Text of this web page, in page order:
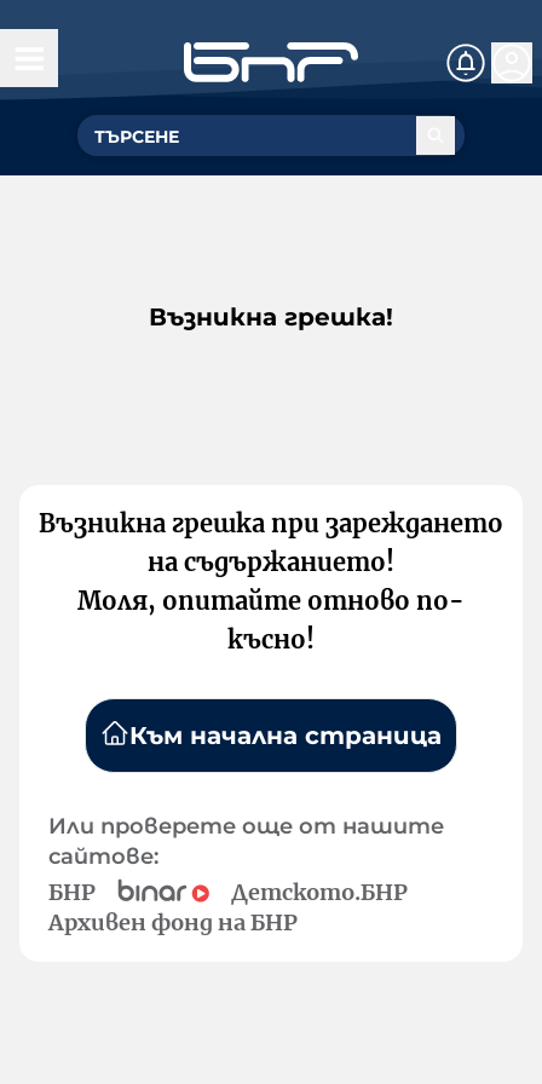
Възникна грешка!
Възникна грешка при зареждането
на съдържанието!
Моля, опитайте отново по-
късно!
Към начална страница
Или проверете още от нашите
сайтове:
БНР
Детското.БНР
Архивен фонд на БНР